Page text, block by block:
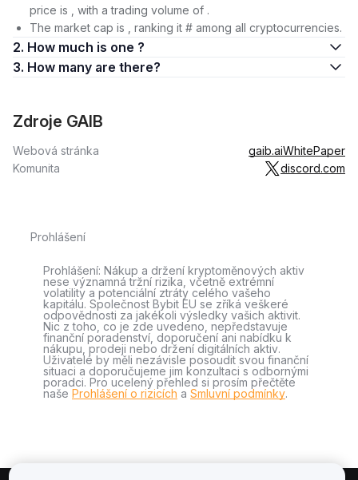
price is , with a trading volume of .
The market cap is , ranking it # among all cryptocurrencies.
2. How much is one ?
3. How many are there?
Zdroje GAIB
Webová stránka gaib.aiWhitePaper
Komunita
discord.com
Prohlášení
Prohlášení: Nákup a držení kryptoměnových aktiv
nese významná tržní rizika, včetně extrémní
volatility a potenciální ztráty celého vašeho
kapitálu. Společnost Bybit EU se zříká veškeré
odpovědnosti za jakékoli výsledky vašich aktivit.
Nic z toho, co je zde uvedeno, nepředstavuje
finanční poradenství, doporučení ani nabídku k
nákupu, prodeji nebo držení digitálních aktiv.
Uživatelé by měli nezávisle posoudit svou finanční
situaci a doporučujeme jim konzultaci s odbornými
poradci. Pro ucelený přehled si prosím přečtěte
naše Prohlášení o rizicích a Smluvní podmínky.